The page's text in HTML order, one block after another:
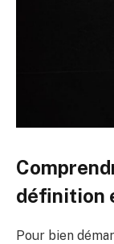
définition
Pour bien